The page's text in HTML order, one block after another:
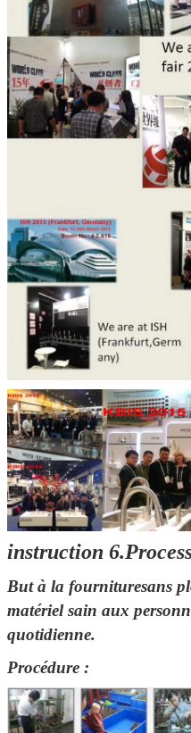
instruction
But à la fournituresans
matériel sain aux
quotidienne.
Procédure :